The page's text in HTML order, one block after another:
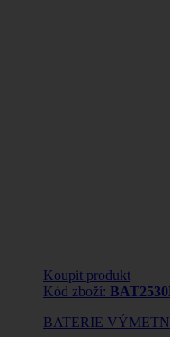
Koupit produkt
Kód zboží:
BATERIE